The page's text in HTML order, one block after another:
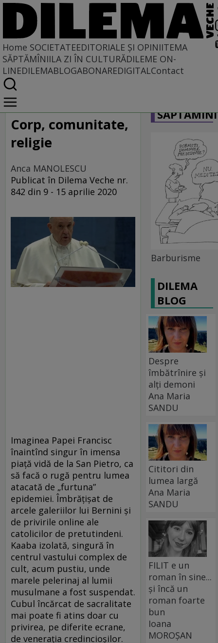
Home SOCIETATEEDITORIALE ȘI OPINIITEMA
SĂPTĂMÎNIILA ZI ÎN CULTURĂDILEME ON-
LINEDILEMABLOGABONAREDIGITALContact
Home
Societate
DIN POLUL PLUS
Corp, comunitate,
religie
Anca MANOLESCU
Publicat în Dilema Veche nr.
842 din 9 - 15 aprilie 2020
Imaginea Papei Francisc
înaintînd singur în imensa
piaţă vidă de la San Pietro, ca
să facă o rugă pentru lumea
atacată de „furtuna”
epidemiei. Îmbrăţişat de
arcele galeriilor lui Bernini şi
de privirile online ale
catolicilor de pretutindeni.
Kaaba izolată, singură în
centrul vastului complex de
cult, acum pustiu, unde
marele pelerinaj al lumii
musulmane a fost suspendat.
Cubul încărcat de sacralitate
mai poate fi atins doar cu
privirea, pe diferite ecrane,
de veneraţia credincioşilor.
Barburisme
DILEMA
BLOG
Despre
îmbătrînire și
alți demoni
Ana Maria
SANDU
Cititori din
lumea largă
Ana Maria
SANDU
FILIT e un
roman în sine...
și încă un
roman foarte
bun
Ioana
MOROȘAN